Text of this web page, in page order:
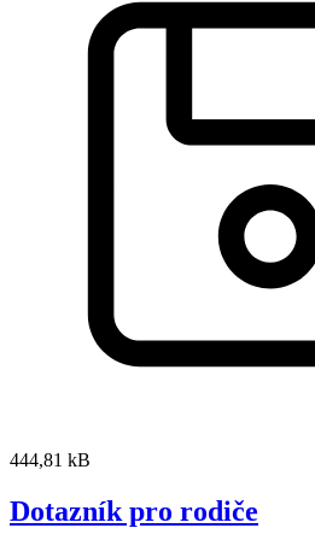
444,81 kB
Dotazník pro rodiče